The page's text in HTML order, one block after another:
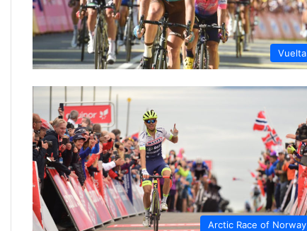
Vuelta
Arctic Race of Norway